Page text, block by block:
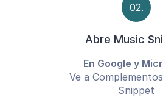
02.
Abre Music
En Google y
Ve a
Snippet